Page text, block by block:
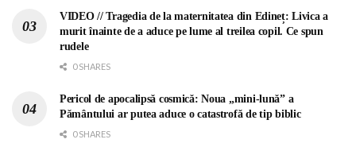
VIDEO // Tragedia de la maternitatea din Edineț: Livica a
murit înainte de a aduce pe lume al treilea copil. Ce spun
rudele
0 SHARES
Pericol de apocalipsă cosmică: Noua „mini-lună” a
Pământului ar putea aduce o catastrofă de tip biblic
0 SHARES